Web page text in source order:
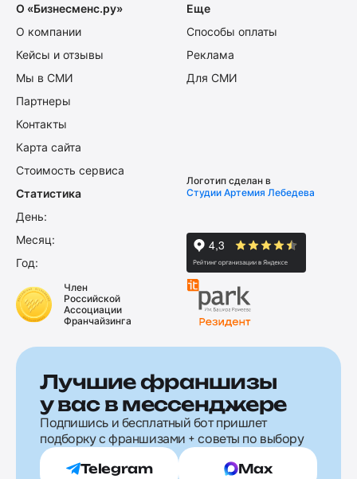
О «Бизнесменс.ру»
О компании
Кейсы и отзывы
Мы в СМИ
Партнеры
Контакты
Карта сайта
Стоимость сервиса
Еще
Способы оплаты
Реклама
Для СМИ
Статистика
День:
Месяц:
Год:
Логотип сделан в
Студии Артемия Лебедева
Член
Российской
Ассоциации
Франчайзинга
Лучшие франшизы
у вас в мессенджере
Подпишись и бесплатный бот пришлет
подборку с франшизами + советы по выбору
Telegram Max